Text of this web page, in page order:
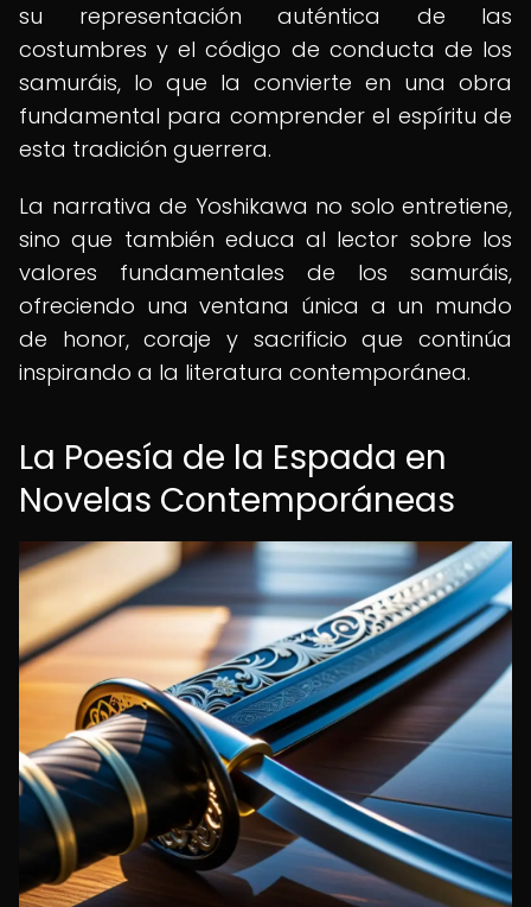
su representación auténtica de las
costumbres y el código de conducta de los
samuráis, lo que la convierte en una obra
fundamental para comprender el espíritu de
esta tradición guerrera.
La narrativa de Yoshikawa no solo entretiene,
sino que también educa al lector sobre los
valores fundamentales de los samuráis,
ofreciendo una ventana única a un mundo
de honor, coraje y sacrificio que continúa
inspirando a la literatura contemporánea.
La Poesía de la Espada en
Novelas Contemporáneas